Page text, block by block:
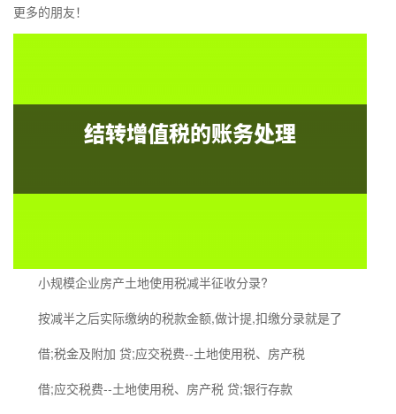
更多的朋友！
小规模企业房产土地使用税减半征收分录?
按减半之后实际缴纳的税款金额,做计提,扣缴分录就是了
借;税金及附加 贷;应交税费--土地使用税、房产税
借;应交税费--土地使用税、房产税 贷;银行存款